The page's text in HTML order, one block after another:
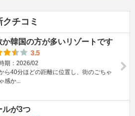
チコミ
か韓国の方が多いリゾートです
3.5
期：2026/02
ら40分ほどの距離に位置し、街のごちゃ
感か...
ルが3つ